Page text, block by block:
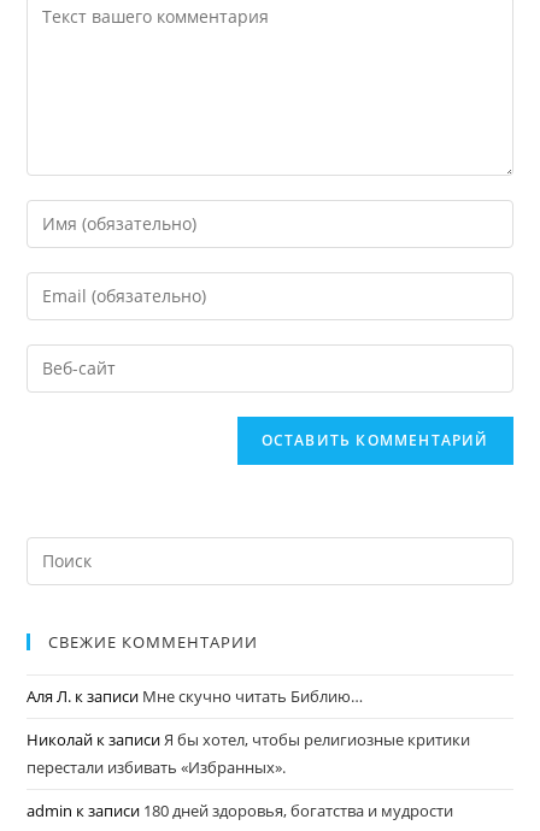
СВЕЖИЕ КОММЕНТАРИИ
Аля Л. к записи Мне скучно читать Библию…
Николай к записиЯ бы хотел, чтобы религиозные критики
перестали избивать «Избранных».
admin к записи 180 дней здоровья, богатства и мудрости